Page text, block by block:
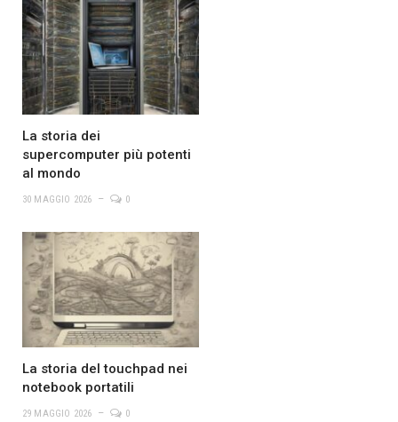
La storia dei
supercomputer più potenti
al mondo
30 MAGGIO 2026 0
La storia del touchpad nei
notebook portatili
29 MAGGIO 2026 0